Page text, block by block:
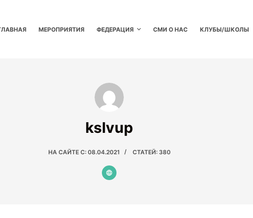
МЕРОПРИЯТИЯ ФЕДЕРАЦИЯ СМИ О НАС КЛУБЫ/ШКОЛЫ
kslvup
НА САЙТЕ С: 08.04.2021 СТАТЕЙ: 380